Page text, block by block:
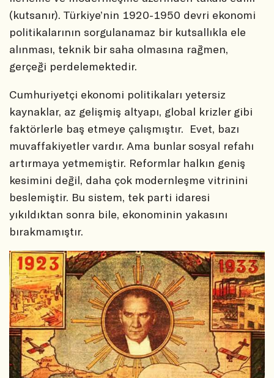
(kutsanır). Türkiye’nin 1920-1950 devri ekonomi
politikalarının sorgulanamaz bir kutsallıkla ele
alınması, teknik bir saha olmasına rağmen,
gerçeği perdelemektedir.
Cumhuriyetçi ekonomi politikaları yetersiz
kaynaklar, az gelişmiş altyapı, global krizler gibi
faktörlerle baş etmeye çalışmıştır. Evet, bazı
muvaffakiyetler vardır. Ama bunlar sosyal refahı
artırmaya yetmemiştir. Reformlar halkın geniş
kesimini değil, daha çok modernleşme vitrinini
beslemiştir. Bu sistem, tek parti idaresi
yıkıldıktan sonra bile, ekonominin yakasını
bırakmamıştır.